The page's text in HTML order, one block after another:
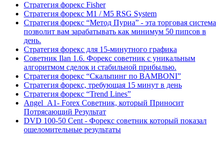
Стратегия форекс Fisher
Стратегия форекс M1 / M5 RSG System
Стратегия форекс “Метод Пуриа” - эта торговая система
позволит вам зарабатывать как минимум 50 пипсов в
день.
Стратегия форекс для 15-минутного графика
Советник Ilan 1.6. Форекс советник с уникальным
алгоритмом сделок и стабильной прибылью.
Стратегия форекс “Скальпинг по BAMBONI”
Стратегия форекс, требующая 15 минут в день
Стратегия форекс “Trend Lines”
Angel_A1- Forex Советник, который Приносит
Потрясающий Результат
DVD 100-50 Cent - Форекс советник который показал
ошеломительные результаты